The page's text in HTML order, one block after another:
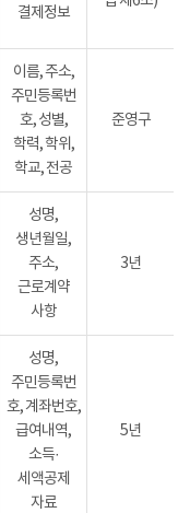
결제정보
이름, 주소,
주민등록번
호, 성별,
학력, 학위,
학교, 전공
준영구
성명,
생년월일,
주소,
근로계약
사항
3년
성명,
주민등록번
호, 계좌번호,
급여내역,
소득·
세액공제
자료
5년